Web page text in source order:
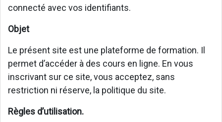
connecté avec vos identifiants.
Objet
Le présent site est une plateforme de formation. Il
permet d’accéder à des cours en ligne. En vous
inscrivant sur ce site, vous acceptez, sans
restriction ni réserve, la politique du site.
Règles d’utilisation.